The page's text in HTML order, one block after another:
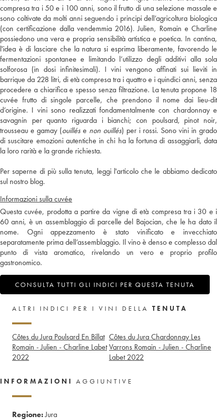
compresa tra i 50 e i 100 anni, sono il frutto di una selezione massale e
sono coltivate da molti anni seguendo i principi dell’agricoltura biologica
(con certificazione dalla vendemmia 2016). Julien, Romain e Charline
possiedono una vera e propria sensibilità artistica e poetica. In cantina,
l'idea è di lasciare che la natura si esprima liberamente, favorendo le
fermentazioni spontanee e limitando l’utilizzo degli additivi alla sola
solforosa (in dosi infinitesimali). I vini vengono affinati sui lieviti in
barrique da 228 litri, di età compresa tra i quattro e i quindici anni, senza
procedere a chiarifica e spesso senza filtrazione. La tenuta propone 18
cuvée frutto di singole parcelle, che prendono il nome dai lieu-dit
d’origine. I vini sono realizzati fondamentalmente con chardonnay e
savagnin per quanto riguarda i bianchi; con poulsard, pinot noir,
trousseau e gamay (ouillés e non ouillés) per i rossi. Sono vini in grado
di suscitare emozioni autentiche in chi ha la fortuna di assaggiarli, data
la loro rarità e la grande richiesta.
Per saperne di più sulla tenuta, leggi l'articolo che le abbiamo dedicato
sul nostro blog.
Informazioni sulla cuvée
Questa cuvée, prodotta a partire da vigne di età compresa tra i 30 e i
60 anni, è un assemblaggio di parcelle del Bajocian, che le ha dato il
nome. Ogni appezzamento è stato vinificato e invecchiato
separatamente prima dell’assemblaggio. Il vino è denso e complesso dal
punto di vista aromatico, rivelando un vero e proprio profilo
gastronomico.
CONSULTA TUTTI GLI INDICI PER QUESTA TENUTA
ALTRI INDICI PER I VINI DELLA TENUTA
Côtes du Jura Poulsard En Billat
Romain - Julien - Charline Labet
2022
Côtes du Jura Chardonnay Les
Varrons Romain - Julien - Charline
Labet 2022
INFORMAZIONI AGGIUNTIVE
Regione:Jura